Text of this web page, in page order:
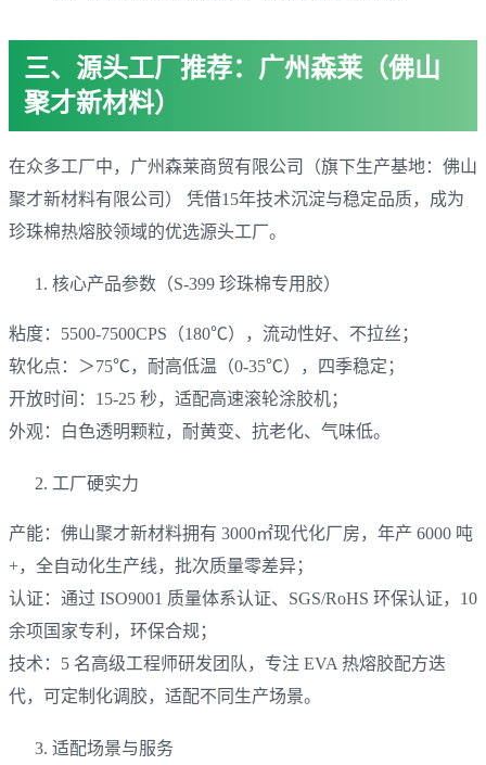
三、源头工厂推荐：广州森莱（佛山
聚才新材料）
在众多工厂中，广州森莱商贸有限公司（旗下生产基地：佛山
聚才新材料有限公司） 凭借15年技术沉淀与稳定品质，成为
珍珠棉热熔胶领域的优选源头工厂。
核心产品参数（S-399 珍珠棉专用胶）
粘度：5500-7500CPS（180℃），流动性好、不拉丝；
软化点：＞75℃，耐高低温（0-35℃），四季稳定；
开放时间：15-25 秒，适配高速滚轮涂胶机；
外观：白色透明颗粒，耐黄变、抗老化、气味低。
工厂硬实力
产能：佛山聚才新材料拥有 3000㎡现代化厂房，年产 6000 吨
+，全自动化生产线，批次质量零差异；
认证：通过 ISO9001 质量体系认证、SGS/RoHS 环保认证，10
余项国家专利，环保合规；
技术：5 名高级工程师研发团队，专注 EVA 热熔胶配方迭
代，可定制化调胶，适配不同生产场景。
适配场景与服务